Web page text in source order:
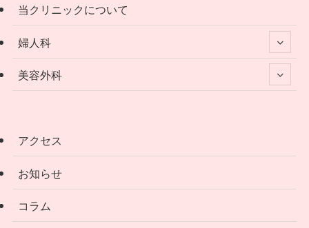
当クリニックについて
婦人科
美容外科
アクセス
お知らせ
コラム